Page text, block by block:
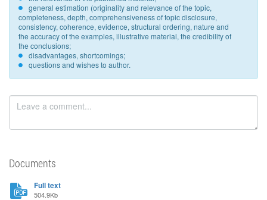
general estimation (originality and relevance of the topic,
completeness, depth, comprehensiveness of topic disclosure,
consistency, coherence, evidence, structural ordering, nature and
the accuracy of the examples, illustrative material, the credibility of
the conclusions;
disadvantages, shortcomings;
questions and wishes to author.
Documents
Full text
504.9Kb